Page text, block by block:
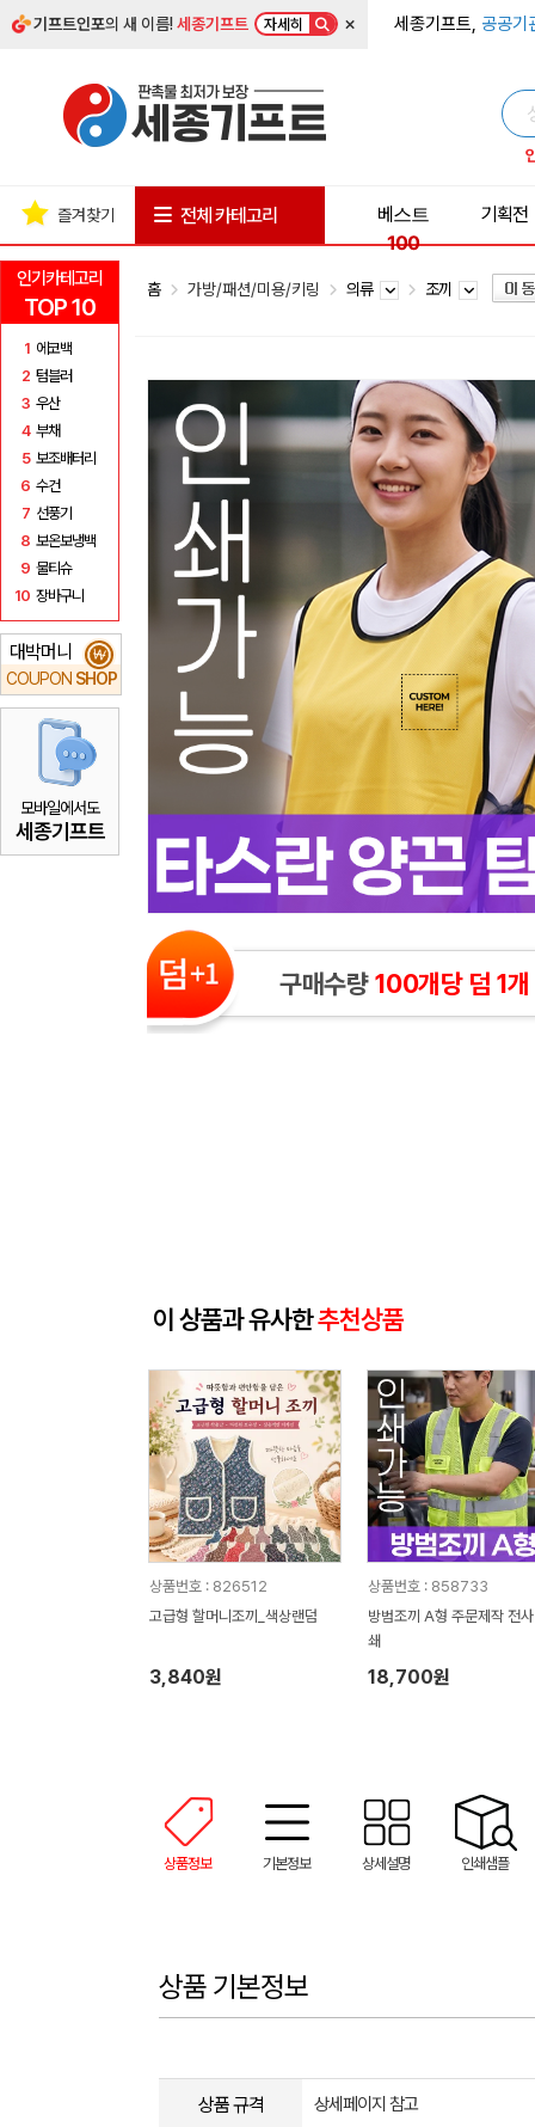
기프트인포의 새 이름!세종기프트 자세히 × 세종기프트, 공공기
인기카테고리
TOP 10
1 에코백
2 텀블러
3 우산
4 부채
5 보조배터리
6 수건
7 선풍기
8 보온보냉백
9 물티슈
10 장바구니
대박머니
COUPON SHOP
₩
모바일에서도
세종기프트
즐겨찾기 전체 카테고리
베스트
100
기획전
홈 가방/패션/미용/키링 의류 조끼
구매수량100개당 덤 1개
이 상품과 유사한추천상품
상품번호 : 826512
고급형 할머니조끼_색상랜덤
3,840원
상품번호 : 858733
방범조끼 A형 주문제작 전
쇄
18,700원
상품정보 기본정보 상세설명 인쇄샘플
상품 기본정보
상품 규격 상세페이지 참고